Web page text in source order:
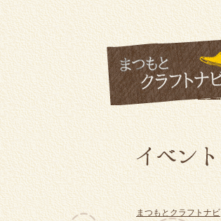
まつもとクラフトナビ